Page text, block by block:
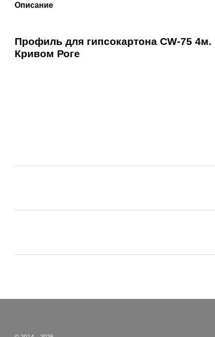
Описание
Профиль для гипсокартона CW-75
Кривом Роге